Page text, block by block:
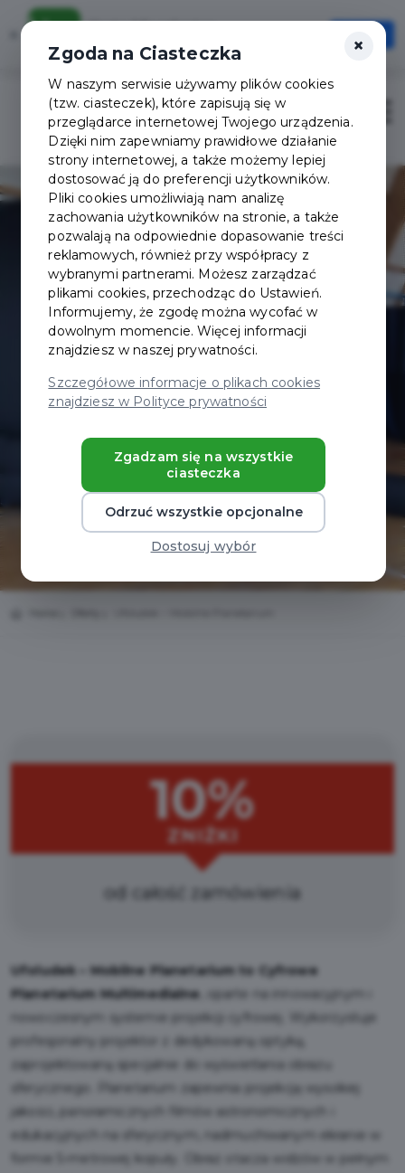
Szybciej, wygodniej, zawsze pod ręką
Otwórz
Zaloguj
10%
ZNIŻKI
od całość zamówienia
Ufoludek – Mobilne Planetarium to Cyfrowe
Planetarium Multimedialne , oparte na innowacyjnym i
nowoczesnym systemie projekcji cyfrowej. Wykorzystuje
profesjonalny projektor z dedykowaną optyką,
zaprojektowaną specjalnie do wyświetlania obrazu
sferycznego. Planetarium zapewnia projekcję wysokiej
jakości, panoramicznych filmów astronomicznych i
edukacyjnych na sferycznym, nadmuchiwanym ekranie w
formie 5-metrowej kopuły. Obraz otacza widzów w pełnym
×
Zgoda na Ciasteczka
W naszym serwisie używamy plików cookies
(tzw. ciasteczek), które zapisują się w
przeglądarce internetowej Twojego urządzenia.
Dzięki nim zapewniamy prawidłowe działanie
strony internetowej, a także możemy lepiej
dostosować ją do preferencji użytkowników.
Pliki cookies umożliwiają nam analizę
zachowania użytkowników na stronie, a także
pozwalają na odpowiednie dopasowanie treści
reklamowych, również przy współpracy z
wybranymi partnerami. Możesz zarządzać
plikami cookies, przechodząc do Ustawień.
Informujemy, że zgodę można wycofać w
dowolnym momencie. Więcej informacji
znajdziesz w naszej prywatności.
Szczegółowe informacje o plikach cookies
znajdziesz w Polityce prywatności
Zgadzam się na wszystkie
ciasteczka
Odrzuć wszystkie opcjonalne
Dostosuj wybór